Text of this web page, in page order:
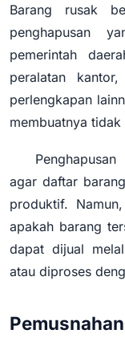
Barang rusak
penghapusan
pemerintah
peralatan
perlengkapan
membuatnya
agar daftar
produktif.
apakah barang
dapat dijual
atau diproses